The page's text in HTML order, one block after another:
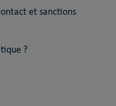
et sanctions
?